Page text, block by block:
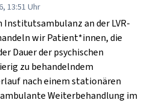
13:51 Uhr
Institutsambulanz an der LVR-
wir Patient*innen, die
Dauer der psychischen
zu behandelndem
nach einem stationären
Weiterbehandlung im